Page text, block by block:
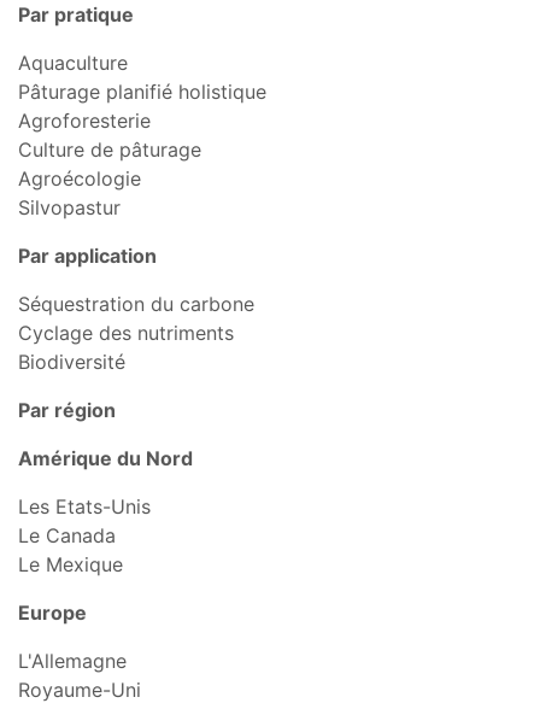
Par pratique
Aquaculture
Pâturage planifié holistique
Agroforesterie
Culture de pâturage
Agroécologie
Silvopastur
Par application
Séquestration du carbone
Cyclage des nutriments
Biodiversité
Par région
Amérique du Nord
Les Etats-Unis
Le Canada
Le Mexique
Europe
L'Allemagne
Royaume-Uni